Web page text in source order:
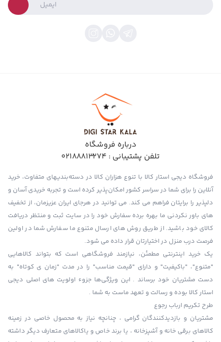
درباره فروشگاه
تلفن پشتیبانی : 02188813274
فروشگاه دیجی استار کالا با تنوع هزاران کالا در دسته‌بندیهای متفاوت، خرید
آنلاین را برای شما در سراسر کشور امکان‌پذیر کرده است و تجربه خریدی آسان و
دلپذیر را برایتان فراهم می کند. می توانید در هرجای ایران عزیزمان، از تخفیف
های باور نکردنی ما بهره برده سفارش خود را در سایت ثبت و منتظر دریافت
کالای خود باشید. از طریق روش های ارسال متنوع ما سفارش شما در اولین
فرصت درب منزل در اختیارتان قرار داده می شود.
یک خرید اینترنتی مطمئن، نیازمند فروشگاهی است که بتواند کالاهایی
"متنوع"، "باکیفیت" و دارای "قیمت مناسب" را در مدت "زمان ی کوتاه" به
دست مشتریان خود برساند . این ویژگی‌ها جزوء اولویت های اصلی دیجی
استار کالا بوده و رسالت و تعهد ماست به شما .
طرح تکریم ارباب رجوع
مشتریان و بازدیدکنندگان گرامی ، چنانچه نیاز به محصول خاصی در زمینه
کالاهای برقی خانه و آشپزخانه ، یا برند خاص و یاکالاهای متعارف دیگر داشته